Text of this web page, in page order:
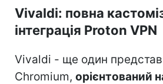
Vivaldi: повна
інтеграція Proton VPN
Vivaldi - ще один
Chromium, орієнтований